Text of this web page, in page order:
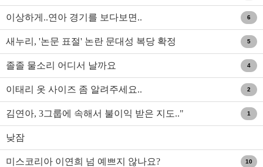
이상하게..연아 경기를 보다보면.. 6
새누리, '논문 표절' 논란 문대성 복당 확정 5
졸졸 물소리 어디서 날까요 4
이태리 옷 사이즈 좀 알려주세요.. 2
김연아, 3그룹에 속해서 불이익 받은 지도.." 1
낮잠
미스코리아 이연희 넘 예쁘지 않나요? 10